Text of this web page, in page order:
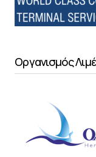
Οργανισμός